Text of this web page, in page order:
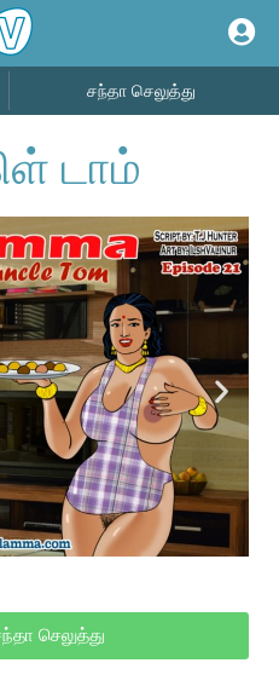
சந்தா செலுத்து
டாம்
செலுத்து